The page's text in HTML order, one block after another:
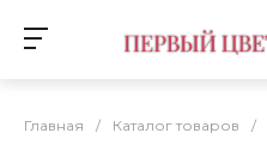
Главная / Каталог товаров /